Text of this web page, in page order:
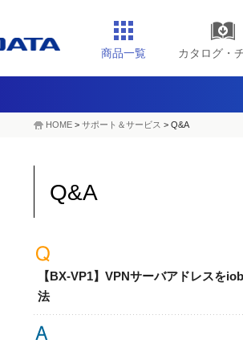
商品一覧 カタログ・
HOME > サポート＆サービス > Q&A
Q&A
【BX-VP1】VPNサーバアドレスを
法